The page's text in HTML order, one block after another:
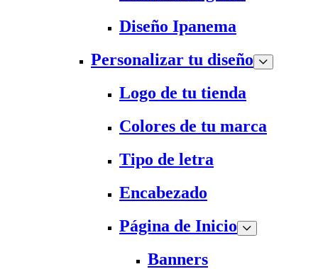
Diseño Ipanema
Personalizar tu diseño
Logo de tu tienda
Colores de tu marca
Tipo de letra
Encabezado
Página de Inicio
Banners